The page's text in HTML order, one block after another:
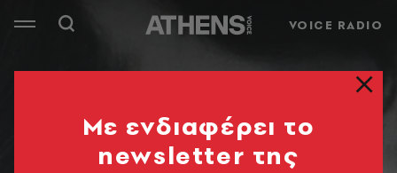
VOICE RADIO
Mε ενδιαφέρει το
newsletter της